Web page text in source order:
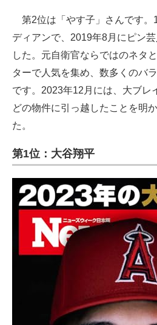
第2位は「やす子」さんです。
ディアンで、2019年8月にピン
した。元自衛官ならではのネタ
ターで人気を集め、数多くのバ
です。2023年12月には、大ブレ
どの物件に引っ越したことを明
た。
第1位：大谷翔平